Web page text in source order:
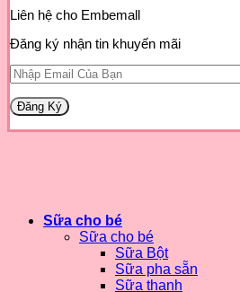
Liên hệ cho Embemall
Đăng ký nhận tin khuyến mãi
Sữa cho bé
Sữa cho bé
Sữa Bột
Sữa pha sẵn
Sữa thanh